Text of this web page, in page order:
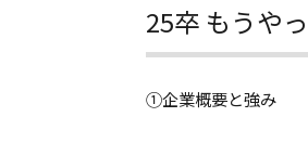
25卒 もう
①企業概要と強み